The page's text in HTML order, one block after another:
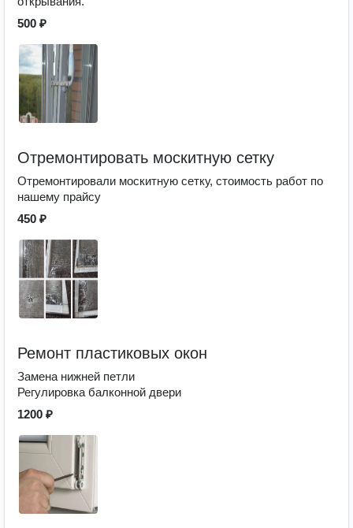
500 ₽
Отремонтировать москитную сетку
Отремонтировали москитную сетку, стоимость работ по
нашему прайсу
450 ₽
Ремонт пластиковых окон
Замена нижней петли
Регулировка балконной двери
1200 ₽